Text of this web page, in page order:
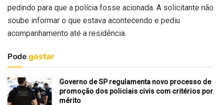
pedindo para que a polícia fosse acionada. A solicitante não
soube informar o que estava acontecendo e pediu
acompanhamento até a residência.
Pode gostar
Governo de SP regulamenta novo processo de
promoção dos policiais civis com critérios por
mérito